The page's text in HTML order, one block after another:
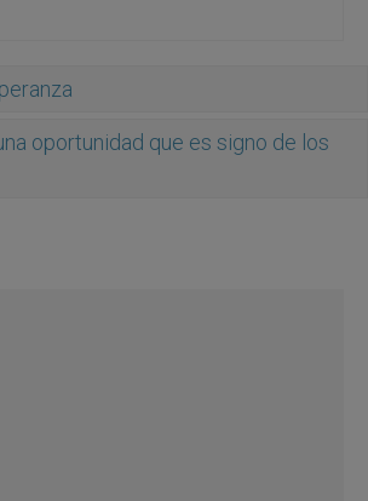
oportunidad que es signo de los